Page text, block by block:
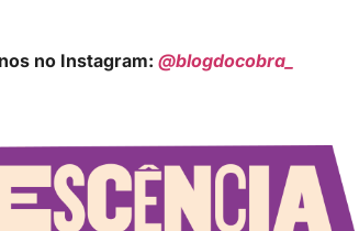
no Instagram: @blogdocobra_